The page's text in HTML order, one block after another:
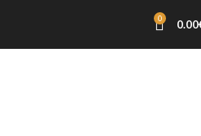
0 0.00